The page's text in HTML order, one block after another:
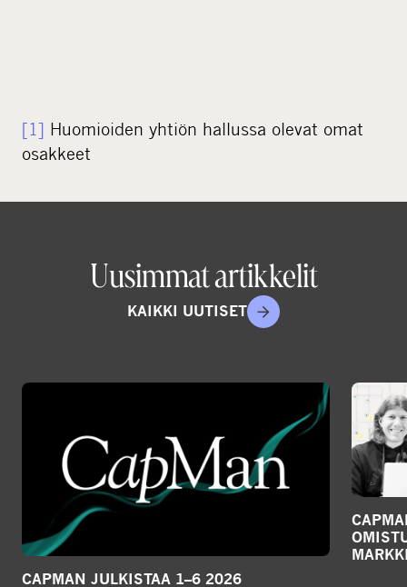
[1] Huomioiden yhtiön hallussa olevat omat
osakkeet
Uusimmat artikkelit
KAIKKI UUTISET
CAPMAN JULKISTAA 1–6 2026